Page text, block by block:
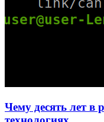
Чему десять лет в